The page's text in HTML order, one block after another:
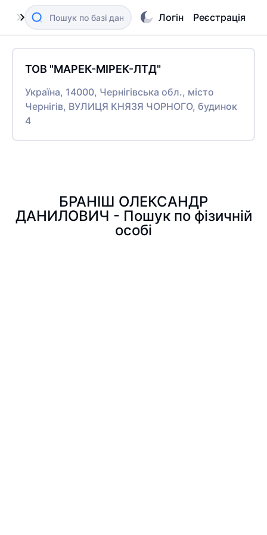
Логін Реєстрація
ТОВ "МАРЕК-МІРЕК-ЛТД"
Україна, 14000, Чернігівська обл., місто
Чернігів, ВУЛИЦЯ КНЯЗЯ ЧОРНОГО, будинок
4
БРАНІШ ОЛЕКСАНДР
ДАНИЛОВИЧ - Пошук по фізичній
особі